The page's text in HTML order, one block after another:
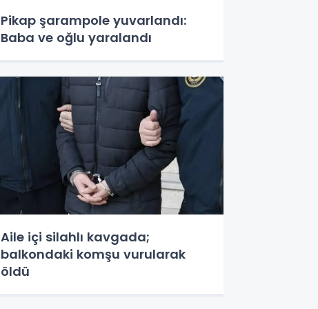
Pikap şarampole yuvarlandı:
Baba ve oğlu yaralandı
Aile içi silahlı kavgada;
balkondaki komşu vurularak
öldü